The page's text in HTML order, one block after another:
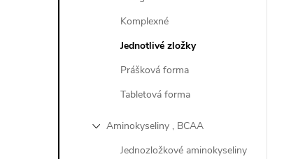
Komplexné
Jednotlivé zložky
Prášková forma
Tabletová forma
Aminokyseliny , BCAA
Jednozložkové aminokyseliny